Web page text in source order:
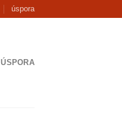
úspora
ÚSPORA